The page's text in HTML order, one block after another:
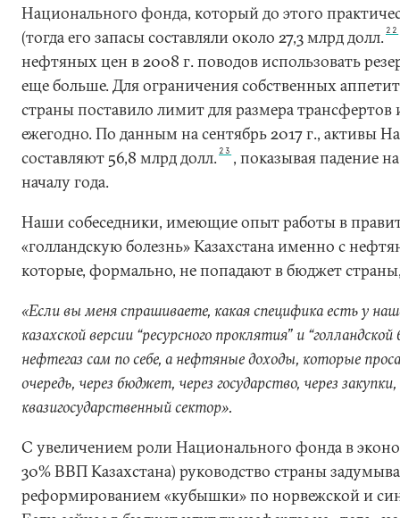
Национального фонда, который до этого
(тогда его запасы составляли около 27,3 млрд долл. 22
нефтяных цен в 2008 г. поводов использовать
еще больше. Для ограничения собственных
страны поставило лимит для размера трансфертов
ежегодно. По данным на сентябрь 2017 г., активы
составляют 56,8 млрд долл. 23 , показывая падение
началу года.
Наши собеседники, имеющие опыт работы в
«голландскую болезнь» Казахстана именно с
которые, формально, не попадают в бюджет
«Если вы меня спрашиваете, какая специфика есть у
казахской версии “ресурсного проклятия” и
нефтегаз сам по себе, а нефтяные доходы, которые
очередь, через бюджет, через государство, через закупки,
квазигосударственный сектор».
С увеличением роли Национального фонда в
30% ВВП Казахстана) руководство страны
реформированием «кубышки» по норвежской и